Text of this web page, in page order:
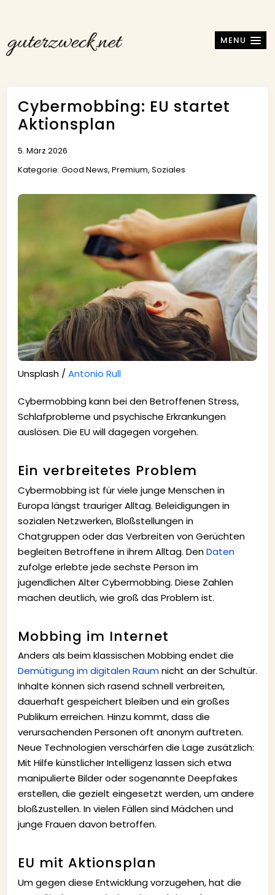
MENU
Cybermobbing: EU startet
Aktionsplan
5. März 2026
Kategorie: Good News, Premium, Soziales
Unsplash /Antonio Rull
Cybermobbing kann bei den Betroffenen Stress,
Schlafprobleme und psychische Erkrankungen
auslösen. Die EU will dagegen vorgehen.
Ein verbreitetes Problem
Cybermobbing ist für viele junge Menschen in
Europa längst trauriger Alltag. Beleidigungen in
sozialen Netzwerken, Bloßstellungen in
Chatgruppen oder das Verbreiten von Gerüchten
begleiten Betroffene in ihrem Alltag. DenDaten
zufolge erlebte jede sechste Person im
jugendlichen Alter Cybermobbing. Diese Zahlen
machen deutlich, wie groß das Problem ist.
Mobbing im Internet
Anders als beim klassischen Mobbing endet die
Demütigung im digitalen Raumnicht an der Schultür.
Inhalte können sich rasend schnell verbreiten,
dauerhaft gespeichert bleiben und ein großes
Publikum erreichen. Hinzu kommt, dass die
verursachenden Personen oft anonym auftreten.
Neue Technologien verschärfen die Lage zusätzlich:
Mit Hilfe künstlicher Intelligenz lassen sich etwa
manipulierte Bilder oder sogenannte Deepfakes
erstellen, die gezielt eingesetzt werden, um andere
bloßzustellen. In vielen Fällen sind Mädchen und
junge Frauen davon betroffen.
EU mit Aktionsplan
Um gegen diese Entwicklung vorzugehen, hat die